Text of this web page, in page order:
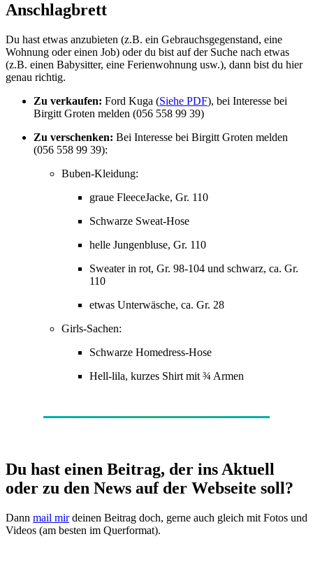
Anschlagbrett
Du hast etwas anzubieten (z.B. ein Gebrauchsgegenstand, eine
Wohnung oder einen Job) oder du bist auf der Suche nach etwas
(z.B. einen Babysitter, eine Ferienwohnung usw.), dann bist du hier
genau richtig.
Zu verkaufen: Ford Kuga (Siehe PDF), bei Interesse bei
Birgitt Groten melden (056 558 99 39)
Zu verschenken: Bei Interesse bei Birgitt Groten melden
(056 558 99 39):
Buben-Kleidung:
graue FleeceJacke, Gr. 110
Schwarze Sweat-Hose
helle Jungenbluse, Gr. 110
Sweater in rot, Gr. 98-104 und schwarz, ca. Gr.
110
etwas Unterwäsche, ca. Gr. 28
Girls-Sachen:
Schwarze Homedress-Hose
Hell-lila, kurzes Shirt mit ¾ Armen
Du hast einen Beitrag, der ins Aktuell
oder zu den News auf der Webseite soll?
Dann mail mirdeinen Beitrag doch, gerne auch gleich mit Fotos und
Videos (am besten im Querformat).